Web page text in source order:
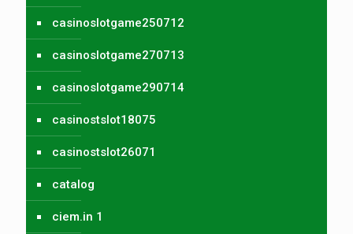
casinoslotgame250712
casinoslotgame270713
casinoslotgame290714
casinostslot18075
casinostslot26071
catalog
ciem.in 1